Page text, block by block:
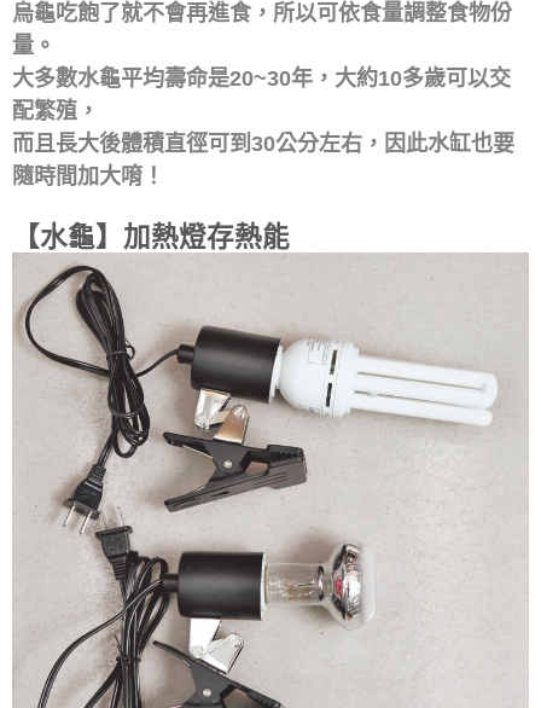
烏龜吃飽了就不會再進食，所以可依食量調整食物份
量。
大多數水龜平均壽命是20~30年，大約10多歲可以交
配繁殖，
而且長大後體積直徑可到30公分左右，因此水缸也要
隨時間加大唷！
【水龜】加熱燈存熱能